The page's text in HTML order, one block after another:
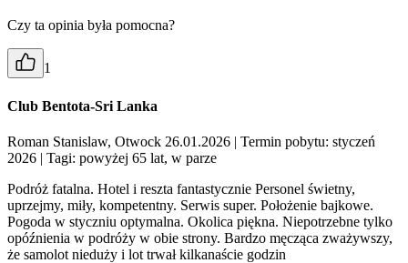
Czy ta opinia była pomocna?
1
Club Bentota-Sri Lanka
Roman Stanislaw, Otwock 26.01.2026 | Termin pobytu: styczeń
2026 | Tagi: powyżej 65 lat, w parze
Podróż fatalna. Hotel i reszta fantastycznie Personel świetny,
uprzejmy, miły, kompetentny. Serwis super. Położenie bajkowe.
Pogoda w styczniu optymalna. Okolica piękna. Niepotrzebne tylko
opóźnienia w podróży w obie strony. Bardzo męcząca zważywszy,
że samolot nieduży i lot trwał kilkanaście godzin